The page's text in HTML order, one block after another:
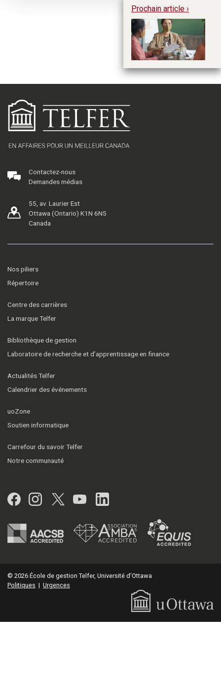
Prochain article ›
Contactez-nous
Demandes médias
55, av. Laurier Est
Ottawa (Ontario) K1N 6N5
Canada
Nos piliers
Répertoire
Centre des carrières
La marque Telfer
Bibliothèque de gestion
Laboratoire de recherche et d’apprentissage en finance
Actualités Telfer
Calendrier des événements
uoZone
Soutien informatique
Carrefour du savoir Telfer
Notre communauté
Facebook
Instagram
Twitter
YouTubeLinkedIn
© 2026 École de gestion Telfer, Université d'Ottawa
Politiques | Urgences